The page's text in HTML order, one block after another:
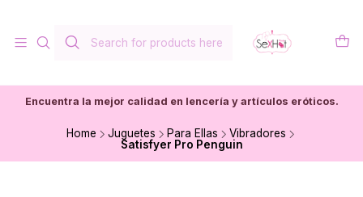
Encuentra la mejor calidad en lencería y artículos eróticos.
Home Juguetes Para Ellas
Vibradores
Satisfyer Pro Penguin